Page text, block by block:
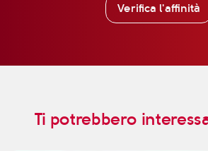
Verifica l'affinità
Ti potrebbero